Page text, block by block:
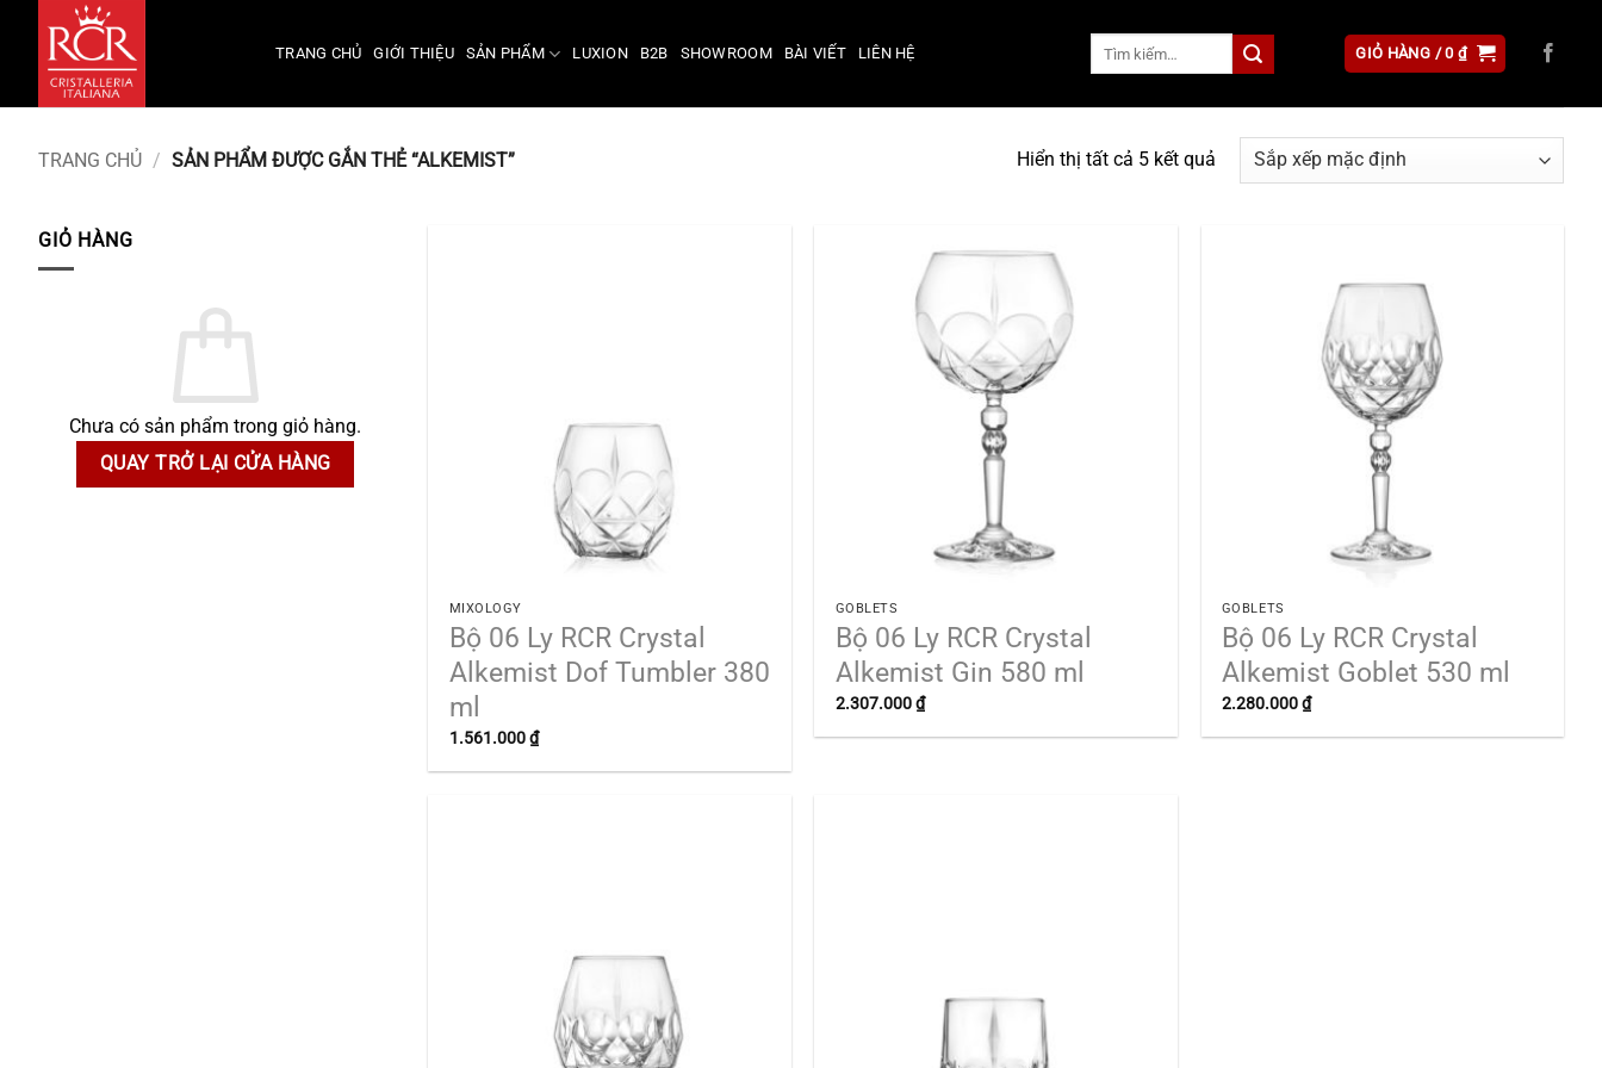
dung
TRANG CHỦ GIỚI THIỆU SẢN PHẨM LUXION B2B SHOWROOM BÀI VIẾT LIÊN HỆ GIỎ HÀNG /0₫
TRANG CHỦ / SẢN PHẨM ĐƯỢC GẮN THẺ “ALKEMIST” Hiển thị tất cả 5 kết quả
GIỎ HÀNG
Chưa có sản phẩm trong giỏ hàng.
QUAY TRỞ LẠI CỬA HÀNG
MIXOLOGY
Bộ 06 Ly RCR Crystal
Alkemist Dof Tumbler 380
ml
1.561.000₫
GOBLETS
Bộ 06 Ly RCR Crystal
Alkemist Gin 580 ml
2.307.000₫
GOBLETS
Bộ 06 Ly RCR Crystal
Alkemist Goblet 530 ml
2.280.000₫